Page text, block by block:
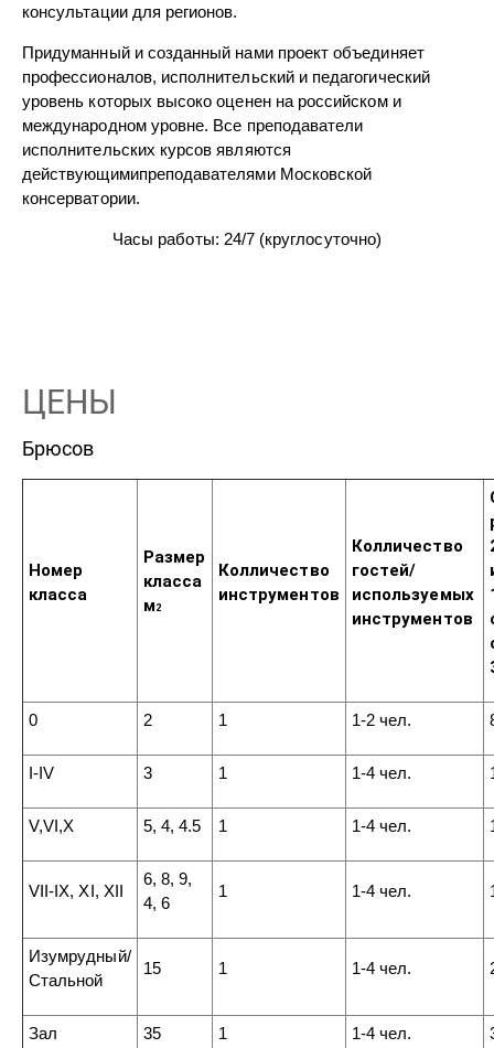
консультации для регионов.
Придуманный и созданный нами проект объединяет
профессионалов, исполнительский и педагогический
уровень которых высоко оценен на российском и
международном уровне. Все преподаватели
исполнительских курсов являются
действующимипреподавателями Московской
консерватории.
Часы работы: 24/7 (круглосуточно)
ЦЕНЫ
Брюсов
Номер
класса
Размер
класса
м2
Колличество
инструментов
Колличество
гостей/
используемых
инструментов
0 2 1 1-2 чел.
I-IV 3 1 1-4 чел.
V,VI,X 5, 4, 4.5 1 1-4 чел.
VII-IX, XI, XII
6, 8, 9,
4, 6
1 1-4 чел.
Изумрудный/
Стальной
15 1 1-4 чел.
Зал 35 1 1-4 чел.